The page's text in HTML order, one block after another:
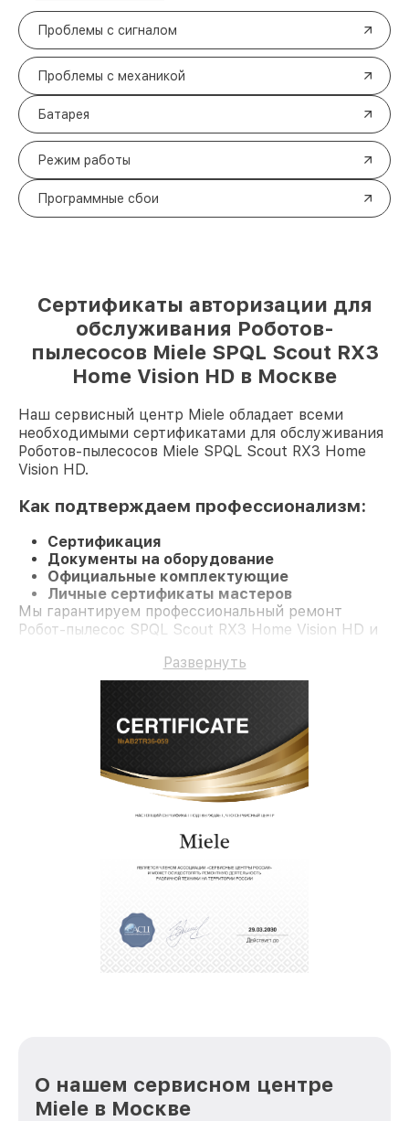
Проблемы с сигналом
Проблемы с механикой
Батарея
Режим работы
Программные сбои
Сертификаты авторизации для
обслуживания Роботов-
пылесосов Miele SPQL Scout RX3
Home Vision HD в Москве
Наш сервисный центр Miele обладает всеми
необходимыми сертификатами для обслуживания
Роботов-пылесосов Miele SPQL Scout RX3 Home
Vision HD.
Как подтверждаем профессионализм:
Сертификация
Документы на оборудование
Официальные комплектующие
Личные сертификаты мастеров
Мы гарантируем профессиональный ремонт
Робот-пылесос SPQL Scout RX3 Home Vision HD и
Развернуть
О нашем сервисном центре
Miele в Москве